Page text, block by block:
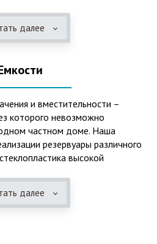
очистка канализационных
пластиковых и
грунта (даже в
гарантирует отсутствие
далее
и вместительности –
которого невозможно
частном доме. Наша
резервуары различного
высокой
использования –
обустройство
далее